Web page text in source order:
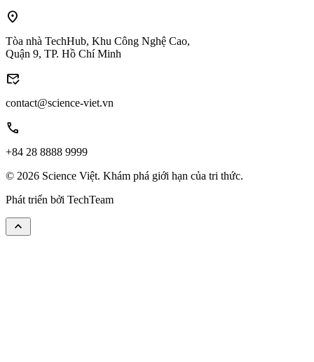
location_on
Tòa nhà TechHub, Khu Công Nghệ Cao,
Quận 9, TP. Hồ Chí Minh
mark_email_read
contact@science-viet.vn
call
+84 28 8888 9999
© 2026 Science Việt. Khám phá giới hạn của tri thức.
Phát triển bởi TechTeam
keyboard_arrow_up